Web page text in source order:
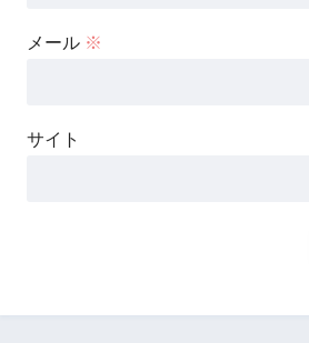
メール ※
サイト